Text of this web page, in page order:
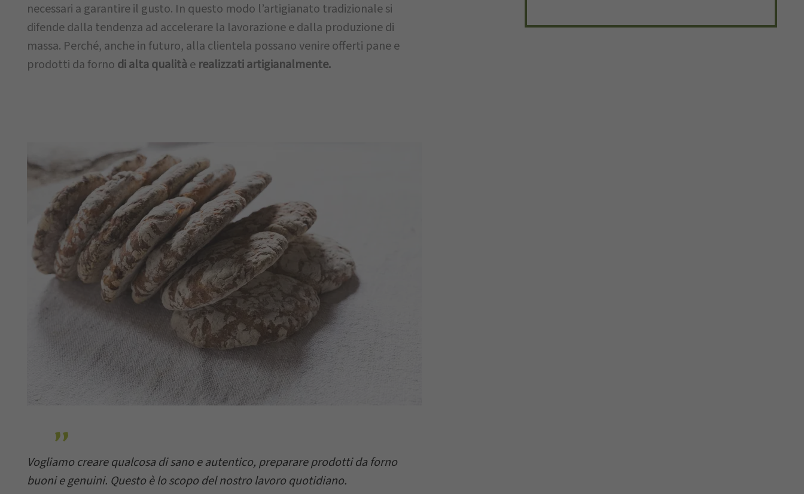
necessari a garantire il gusto. In questo modo l’artigianato tradizionale si
difende dalla tendenza ad accelerare la lavorazione e dalla produzione di
massa. Perché, anche in futuro, alla clientela possano venire offerti pane e
prodotti da forno di alta qualità e realizzati artigianalmente.
Vogliamo creare qualcosa di sano e autentico, preparare prodotti da forno
buoni e genuini. Questo è lo scopo del nostro lavoro quotidiano.